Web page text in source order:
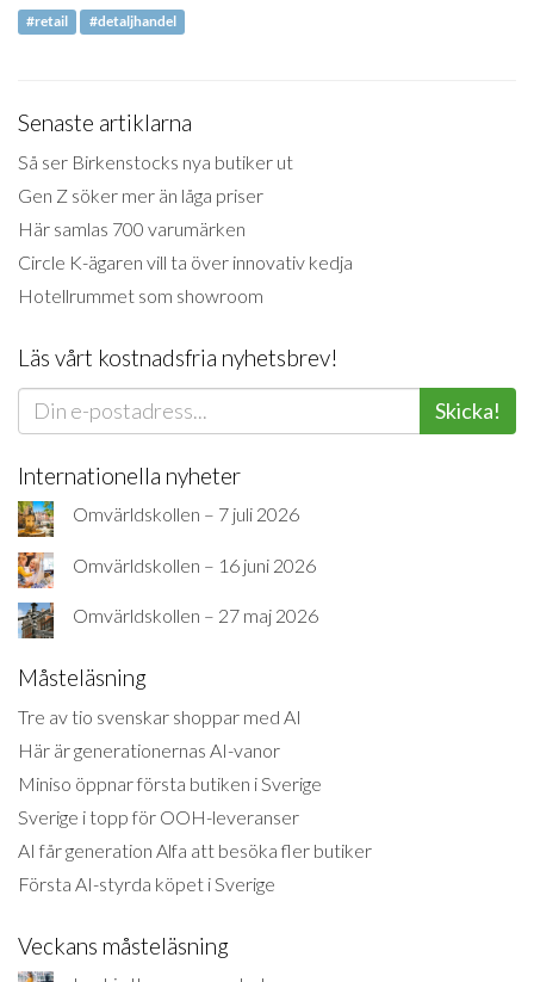
#retail #detaljhandel
Senaste artiklarna
Så ser Birkenstocks nya butiker ut
Gen Z söker mer än låga priser
Här samlas 700 varumärken
Circle K-ägaren vill ta över innovativ kedja
Hotellrummet som showroom
Läs vårt kostnadsfria nyhetsbrev!
Skicka!
Internationella nyheter
Omvärldskollen – 7 juli 2026
Omvärldskollen – 16 juni 2026
Omvärldskollen – 27 maj 2026
Måsteläsning
Tre av tio svenskar shoppar med AI
Här är generationernas AI-vanor
Miniso öppnar första butiken i Sverige
Sverige i topp för OOH-leveranser
AI får generation Alfa att besöka fler butiker
Första AI-styrda köpet i Sverige
Veckans måsteläsning